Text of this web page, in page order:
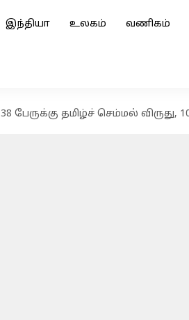
இந்தியா உலகம் வணிகம்
38 பேருக்கு தமிழ்ச் செம்மல்